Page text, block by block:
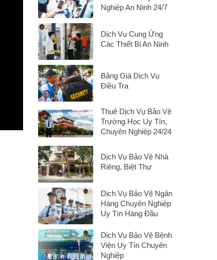
Nghiệp An Ninh 24/7
Dịch Vụ Cung Ứng
Các Thiết Bị An Ninh
Bảng Giá Dịch Vụ
Điều Tra
Thuê Dịch Vụ Bảo Vệ
Trường Học Uy Tín,
Chuyên Nghiệp 24/24
Dịch Vụ Bảo Vệ Nhà
Riêng, Biệt Thự
Dịch Vụ Bảo Vệ Ngân
Hàng Chuyên Nghiệp
Uy Tín Hàng Đầu
Dịch Vụ Bảo Vệ Bệnh
Viện Uy Tín Chuyên
Nghiệp